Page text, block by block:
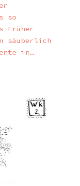
so
Früher
säuberlich
in…